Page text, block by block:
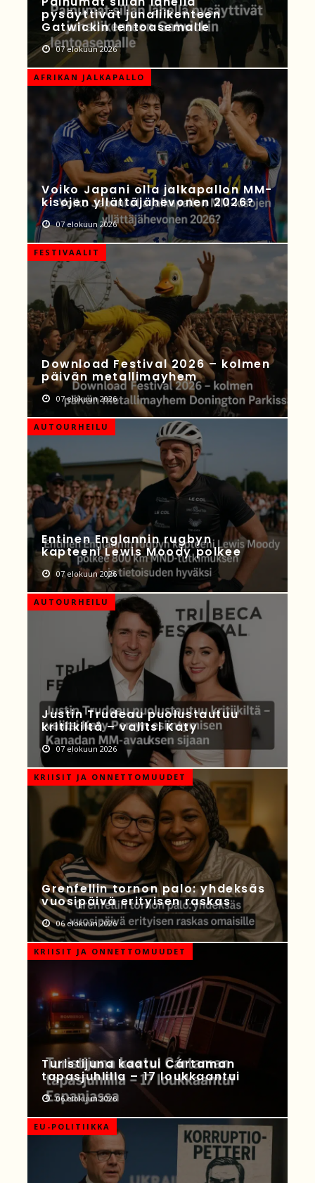
pysäyttivät junaliikenteen
Gatwickin lentoasemalle
07 elokuun 2026
AFRIKAN JALKAPALLO
Voiko Japani olla jalkapallon MM-
kisojen yllättäjähevonen 2026?
07 elokuun 2026
FESTIVAALIT
Download Festival 2026 – kolmen
päivän metallimayhem
07 elokuun 2026
AUTOURHEILU
Entinen Englannin rugbyn
kapteeni Lewis Moody polkee
07 elokuun 2026
AUTOURHEILU
Justin Trudeau puolustautuu
kritiikiltä – valitsi Katy
07 elokuun 2026
KRIISIT JA ONNETTOMUUDET
Grenfellin tornon palo: yhdeksäs
vuosipäivä erityisen raskas
06 elokuun 2026
KRIISIT JA ONNETTOMUUDET
Turistijuna kaatui Cártaman
tapasjuhlilla – 17 loukkaantui
06 elokuun 2026
EU-POLITIIKKA